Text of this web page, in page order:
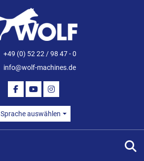
+49 (0) 52 22 / 98 47 - 0
info@wolf-machines.de
FACEBOOK
YOUTUBEINSTAGRAM
Sprache auswählen